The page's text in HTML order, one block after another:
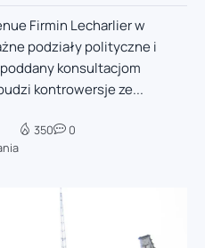
Firmin Lecharlier w
podziały polityczne i
konsultacjom
kontrowersje ze...
350 0